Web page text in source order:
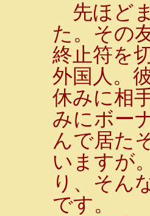
先ほど
た。その
終止符を
外国人。
休みに相
みにボー
んで居た
いますが
り、そん
です。